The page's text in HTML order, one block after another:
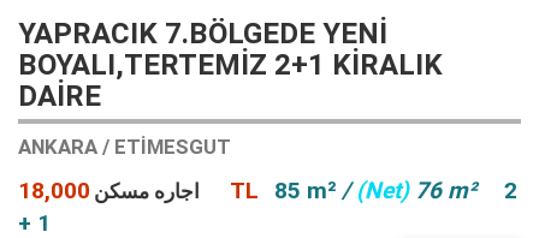
YAPRACIK 7.BÖLGEDE YENİ
BOYALI,TERTEMİZ 2+1 KİRALIK
DAİRE
ANKARA / ETIMESGUT
اجاره مسکن
18,000 TL 85 m² /(Net)76 m²
2
+ 1